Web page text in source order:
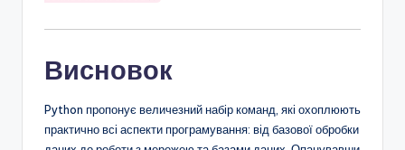
Висновок
Python пропонує величезний набір команд, які охоплюють
практично всі аспекти програмування: від базової обробки